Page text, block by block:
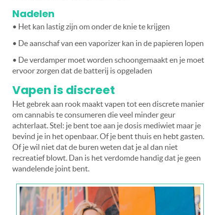
Nadelen
• Het kan lastig zijn om onder de knie te krijgen
• De aanschaf van een vaporizer kan in de papieren lopen
• De verdamper moet worden schoongemaakt en je moet
ervoor zorgen dat de batterij is opgeladen
Vapen is discreet
Het gebrek aan rook maakt vapen tot een discrete manier
om cannabis te consumeren die veel minder geur
achterlaat. Stel: je bent toe aan je dosis mediwiet maar je
bevind je in het openbaar. Of je bent thuis en hebt gasten.
Of je wil niet dat de buren weten dat je al dan niet
recreatief blowt. Dan is het verdomde handig dat je geen
wandelende joint bent.